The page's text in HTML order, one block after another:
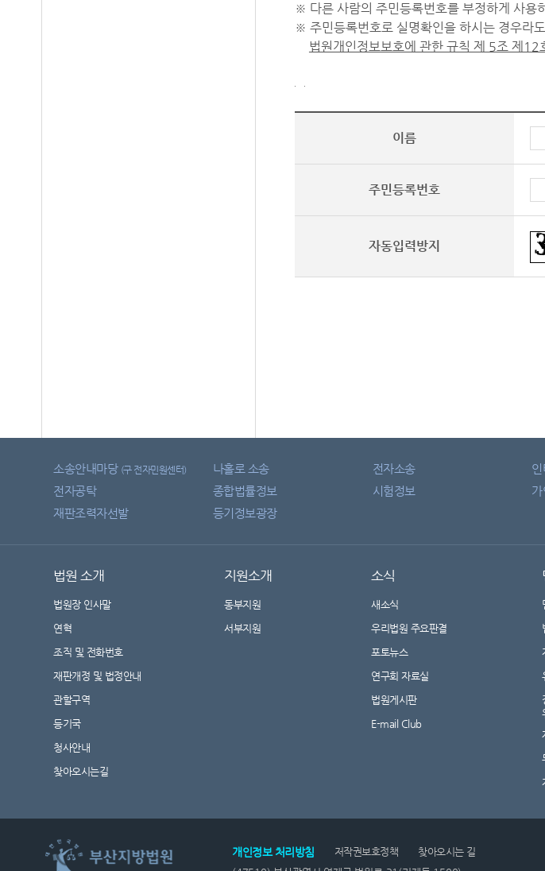
※ 다른 사람의 주민등록번호를 부정하게 사용
※ 주민등록번호로 실명확인을 하시는 경우라
법원개인정보보호에 관한 규칙 제 5조 제
이름
주민등록번호
자동입력방지
소송안내마당 (구 전자민원센터) 나홀로 소송 전자소송
전자공탁
종합법률정보 시험정보 가
재판조력자선발
등기정보광장
법원 소개
법원장 인사말
연혁
조직 및 전화번호
재판개정 및 법정안내
관할구역
등기국
청사안내
찾아오시는길
지원소개
동부지원
서부지원
소식
새소식
우리법원 주요판결
포토뉴스
연구회 자료실
법원게시판
E-mail Club
개인정보 처리방침 저작권보호정책
찾아오시는 길